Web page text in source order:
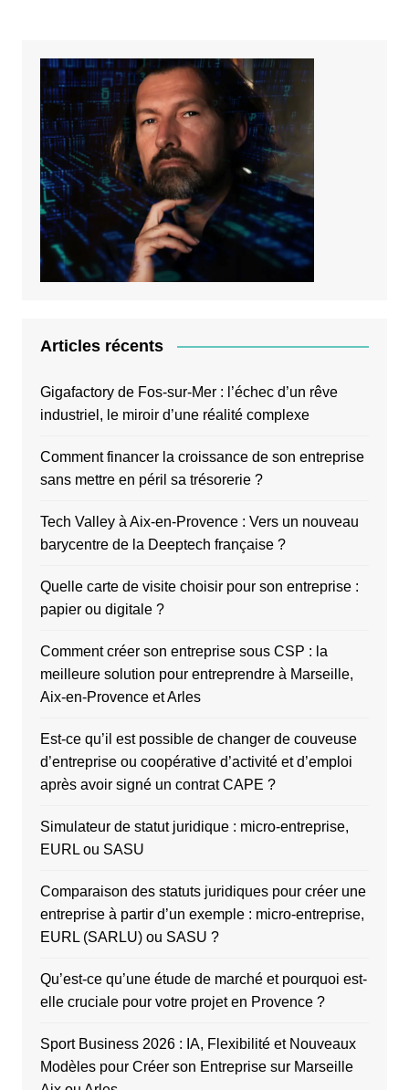
Articles récents
Gigafactory de Fos-sur-Mer : l’échec d’un rêve
industriel, le miroir d’une réalité complexe
Comment financer la croissance de son entreprise
sans mettre en péril sa trésorerie ?
Tech Valley à Aix-en-Provence : Vers un nouveau
barycentre de la Deeptech française ?
Quelle carte de visite choisir pour son entreprise :
papier ou digitale ?
Comment créer son entreprise sous CSP : la
meilleure solution pour entreprendre à Marseille,
Aix-en-Provence et Arles
Est-ce qu’il est possible de changer de couveuse
d’entreprise ou coopérative d’activité et d’emploi
après avoir signé un contrat CAPE ?
Simulateur de statut juridique : micro-entreprise,
EURL ou SASU
Comparaison des statuts juridiques pour créer une
entreprise à partir d’un exemple : micro-entreprise,
EURL (SARLU) ou SASU ?
Qu’est-ce qu’une étude de marché et pourquoi est-
elle cruciale pour votre projet en Provence ?
Sport Business 2026 : IA, Flexibilité et Nouveaux
Modèles pour Créer son Entreprise sur Marseille